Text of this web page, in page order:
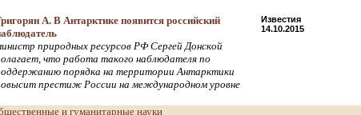
А. В Антарктике появится российский
природных ресурсов РФ Сергей Донской
что работа такого наблюдателя по
порядка на территории Антарктики
престиж России на международном уровне
Известия
14.10.2015
и гуманитарные науки